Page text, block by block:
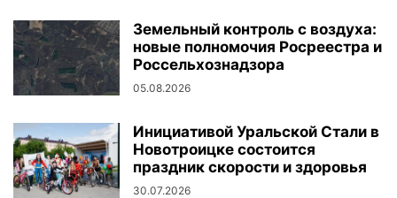
Земельный контроль с воздуха:
новые полномочия Росреестра и
Россельхознадзора
05.08.2026
Инициативой Уральской Стали в
Новотроицке состоится
праздник скорости и здоровья
30.07.2026